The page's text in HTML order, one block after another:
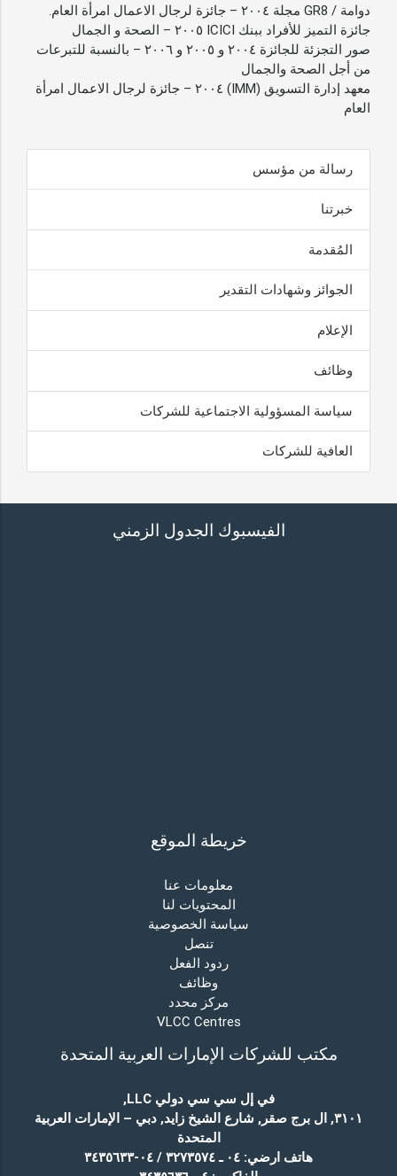
دوامة / GR8 مجلة ٢٠٠٤ – جائزة لرجال الاعمال امرأة العام.
جائزة التميز للأفراد ببنك ICICI ٢٠٠٥ – الصحة و الجمال
صور التجزئة للجائزة ٢٠٠٤ و ٢٠٠٥ و ٢٠٠٦ – بالنسبة للتبرعات
من أجل الصحة والجمال
معهد إدارة التسويق (IMM) ٢٠٠٤ – جائزة لرجال الاعمال امرأة
العام
رسالة من مؤسس
خبرتنا
المُقدمة
الجوائز وشهادات التقدير
الإعلام
وظائف
سياسة المسؤولية الاجتماعية للشركات
العافية للشركات
الفيسبوك الجدول الزمني
خريطة الموقع
معلومات عنا
المحتويات لنا
سياسة الخصوصية
تنصل
ردود الفعل
وظائف
مركز محدد
VLCC Centres
مكتب للشركات الإمارات العربية المتحدة
في إل سي سي دولي LLC
,
٣١٠١, ال برج صقر, شارع الشيخ زايد, دبي – الإمارات العربية
المتحدة
هاتف ارضي: